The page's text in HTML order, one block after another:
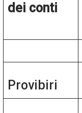
dei conti
Provibiri